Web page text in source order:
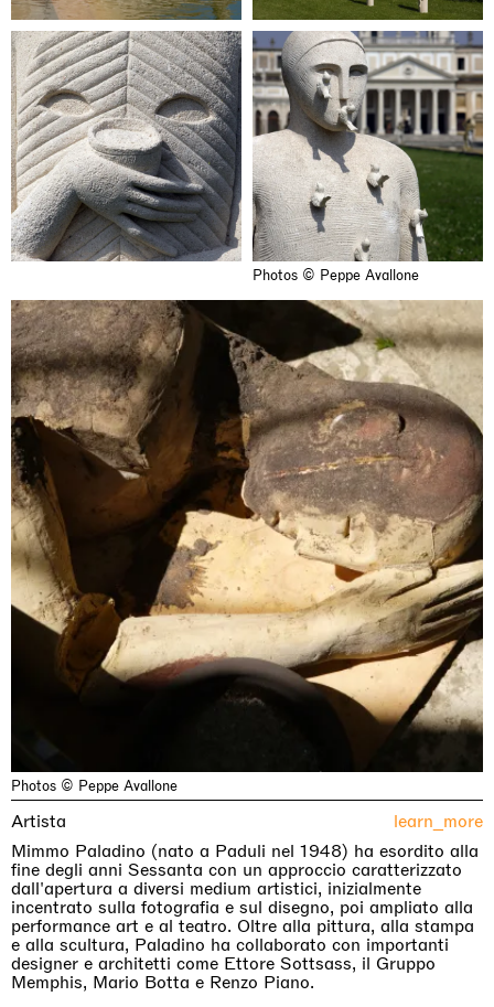
Photos © Peppe Avallone
Photos © Peppe Avallone
Artista learn_more
Mimmo Paladino (nato a Paduli nel 1948) ha esordito alla
fine degli anni Sessanta con un approccio caratterizzato
dall'apertura a diversi medium artistici, inizialmente
incentrato sulla fotografia e sul disegno, poi ampliato alla
performance art e al teatro. Oltre alla pittura, alla stampa
e alla scultura, Paladino ha collaborato con importanti
designer e architetti come Ettore Sottsass, il Gruppo
Memphis, Mario Botta e Renzo Piano.